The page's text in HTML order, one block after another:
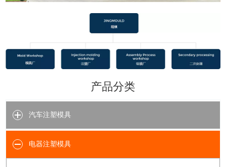
产品分类
汽车注塑模具
电器注塑模具